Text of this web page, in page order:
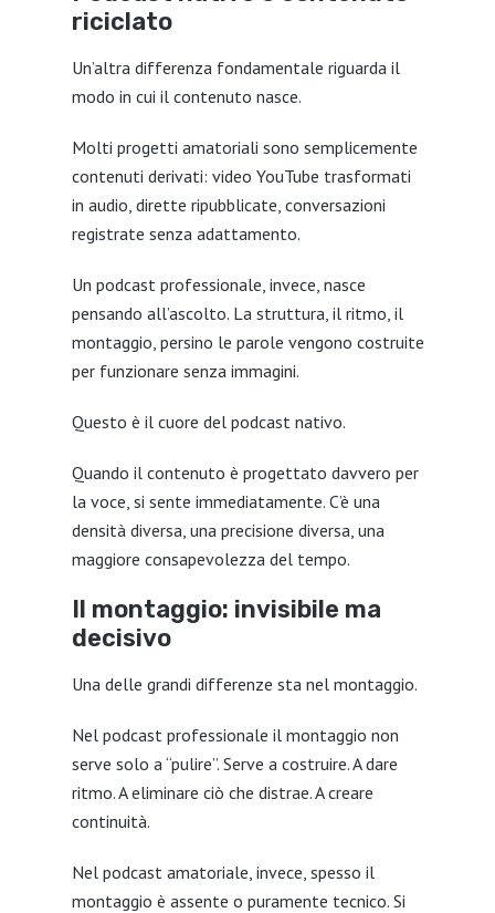
riciclato
Un’altra differenza fondamentale riguarda il
modo in cui il contenuto nasce.
Molti progetti amatoriali sono semplicemente
contenuti derivati: video YouTube trasformati
in audio, dirette ripubblicate, conversazioni
registrate senza adattamento.
Un podcast professionale, invece, nasce
pensando all’ascolto. La struttura, il ritmo, il
montaggio, persino le parole vengono costruite
per funzionare senza immagini.
Questo è il cuore del podcast nativo.
Quando il contenuto è progettato davvero per
la voce, si sente immediatamente. C’è una
densità diversa, una precisione diversa, una
maggiore consapevolezza del tempo.
Il montaggio: invisibile ma
decisivo
Una delle grandi differenze sta nel montaggio.
Nel podcast professionale il montaggio non
serve solo a “pulire”. Serve a costruire. A dare
ritmo. A eliminare ciò che distrae. A creare
continuità.
Nel podcast amatoriale, invece, spesso il
montaggio è assente o puramente tecnico. Si